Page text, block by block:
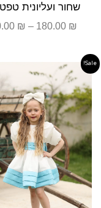
שחור ועליונית
180.00 ₪
–
₪
Sale!